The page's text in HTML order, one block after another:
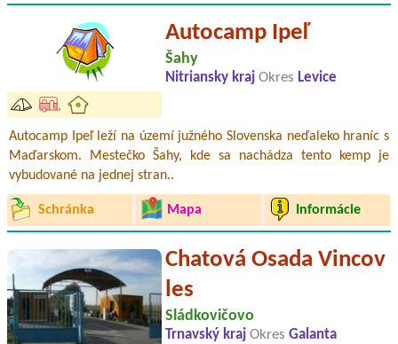
Autocamp Ipeľ
Šahy
Nitriansky kraj Okres Levice
Autocamp Ipeľ leží na území južného Slovenska neďaleko hraníc s
Maďarskom. Mestečko Šahy, kde sa nachádza tento kemp je
vybudované na jednej stran..
Schránka Mapa Informácie
Chatová Osada Vincov
les
Sládkovičovo
Trnavský kraj Okres Galanta